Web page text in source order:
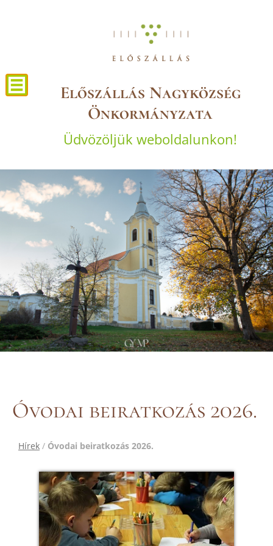
Előszállás Nagyközség
Önkormányzata
Üdvözöljük weboldalunkon!
Óvodai beiratkozás 2026.
Hírek / Óvodai beiratkozás 2026.